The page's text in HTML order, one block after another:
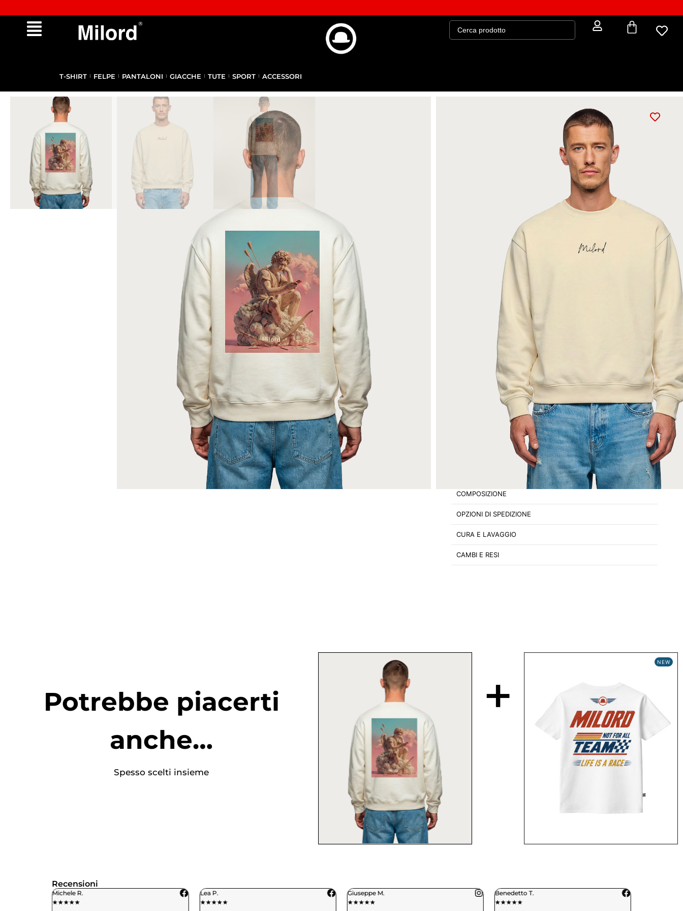
T-SHIRT FELPE PANTALONI GIACCHE TUTE SPORT ACCESSORI
GUIDA ALLE MISURE
XL XXL
: AVORIO
AGGIUNGI AL CARRELLO
Paga anche a rate
interessi 0%
DESCRIZIONE DEL PRODOTTO
Felpa unisex in cotone sgarzato internamente, leggera
e confortevole, perfetta per tutte le stagioni. Vestibilità
morbida con spalle leggermente cadenti per un look
casual e contemporaneo. Stampa HQ digitale
impercettibile al tatto.
COMPOSIZIONE
OPZIONI DI SPEDIZIONE
CURA E LAVAGGIO
CAMBI E RESI
Potrebbe piacerti
anche…
Spesso scelti insieme
+
NEW
Recensioni
Michele R.
★★★★★
Lea P.
★★★★★
Giuseppe M.
★★★★★
Benedetto T.
★★★★★